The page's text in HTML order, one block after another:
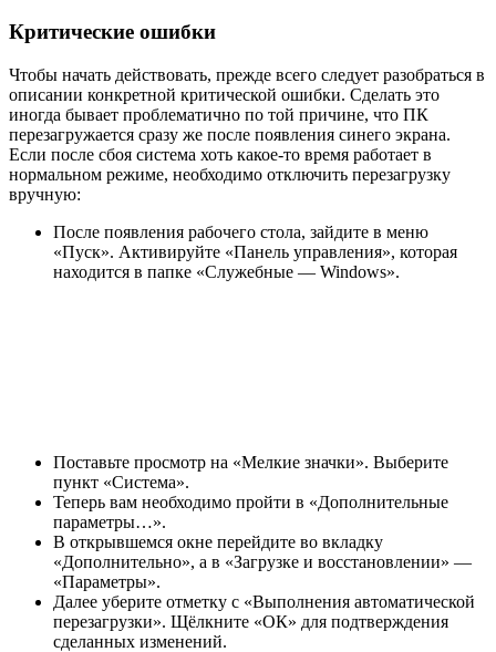
Критические ошибки
Чтобы начать действовать, прежде всего следует разобраться в
описании конкретной критической ошибки. Сделать это
иногда бывает проблематично по той причине, что ПК
перезагружается сразу же после появления синего экрана.
Если после сбоя система хоть какое-то время работает в
нормальном режиме, необходимо отключить перезагрузку
вручную:
После появления рабочего стола, зайдите в меню
«Пуск». Активируйте «Панель управления», которая
находится в папке «Служебные — Windows».
Поставьте просмотр на «Мелкие значки». Выберите
пункт «Система».
Теперь вам необходимо пройти в «Дополнительные
параметры…».
В открывшемся окне перейдите во вкладку
«Дополнительно», а в «Загрузке и восстановлении» —
«Параметры».
Далее уберите отметку с «Выполнения автоматической
перезагрузки». Щёлкните «ОК» для подтверждения
сделанных изменений.